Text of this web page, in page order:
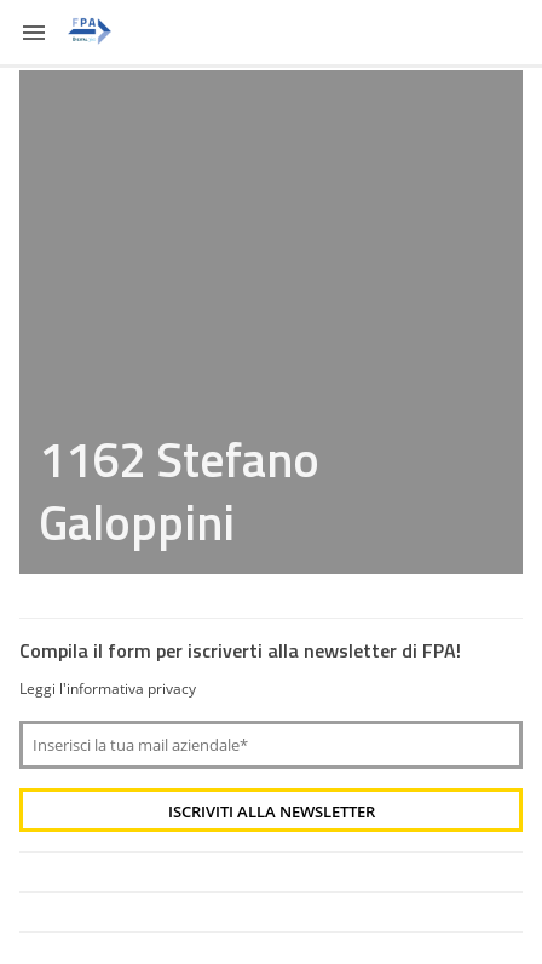
1162 Stefano
Galoppini
Compila il form per iscriverti alla newsletter di FPA!
Leggi l'informativa privacy